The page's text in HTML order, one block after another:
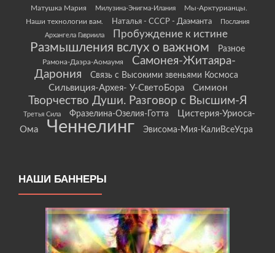
Матушка Мария Милузина-Энигма-Илания
Мы-Арктурианцы.
Наши технологии вам.
Наталья - СССР - Даэманта
Послания
Архангела Гавриила
Пробуждение к истине
Размышления вслух о важном Разное
Рамона-Даэра-Аомаумя
Самонея-Житаяра-
Дарония
Связь с Высокими звеньями Космоса
Сильвиция-Архея- У-СветоБора Симион
Творчество Души. Разговор с Высшим-Я
Третья Сила Фразелина-Озелия-Готта
Цистерия-Уриоса-
Ома
Ченнелинг Эвисома-Мия-КалиВсеУсра
НАШИ БАННЕРЫ